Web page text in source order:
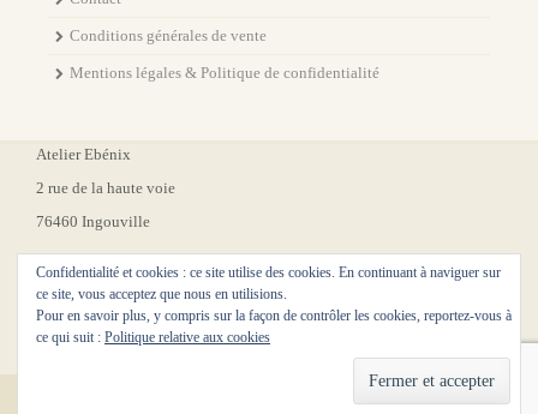
Conditions générales de vente
Mentions légales & Politique de confidentialité
Atelier Ebénix
2 rue de la haute voie
76460 Ingouville
© 2026 . All Rights Reserved.
Confidentialité et cookies : ce site utilise des cookies. En continuant à naviguer sur
ce site, vous acceptez que nous en utilisions.
Pour en savoir plus, y compris sur la façon de contrôler les cookies, reportez-vous à
ce qui suit : Politique relative aux cookies